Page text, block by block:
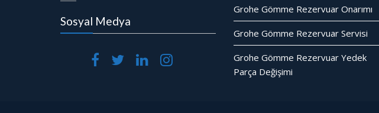
Sosyal Medya
Grohe Gömme Rezervuar Onarımı
Grohe Gömme Rezervuar Servisi
Grohe Gömme Rezervuar Yedek
Parça Değişimi